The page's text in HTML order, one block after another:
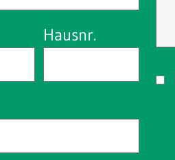
Hausnr.